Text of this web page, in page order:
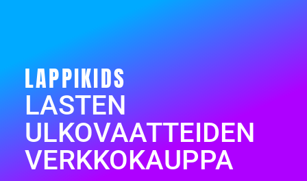
LAPPIKIDS
LASTEN
ULKOVAATTEIDEN
VERKKOKAUPPA